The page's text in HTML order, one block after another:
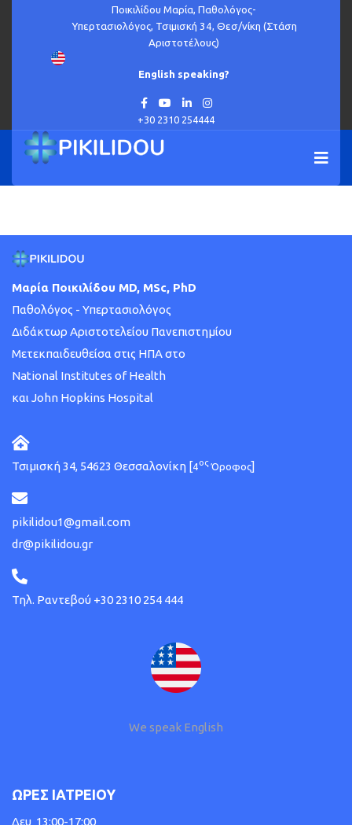
Ποικιλίδου Μαρία, Παθολόγος-
Υπερτασιολόγος, Τσιμισκή 34, Θεσ/νίκη (Στάση
Αριστοτέλους)
English speaking?
+30 2310 254444
Παράγοντες κινδύνου για υπέρταση εγκυμοσύνης
Μαρία Ποικιλίδου MD, MSc, PhD
Παθολόγος - Υπερτασιολόγος
Διδάκτωρ Αριστοτελείου Πανεπιστημίου
Μετεκπαιδευθείσα στις ΗΠΑ στο
National Institutes of Health
και John Hopkins Hospital
Τσιμισκή 34, 54623 Θεσσαλονίκη [4ος Όροφος]
pikilidou1@gmail.com
dr@pikilidou.gr
Τηλ. Ραντεβού +30 2310 254 444
We speak English
ΩΡΕΣ ΙΑΤΡΕΙΟΥ
Δευ 13:00-17:00